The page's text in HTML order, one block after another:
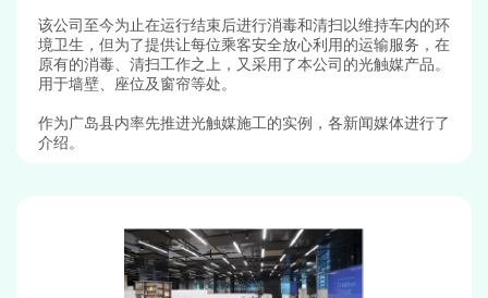
该公司至今为止在运行结束后进行消毒和清扫以维持车内的环
境卫生，但为了提供让每位乘客安全放心利用的运输服务，在
原有的消毒、清扫工作之上，又采用了本公司的光触媒产品。
用于墙壁、座位及窗帘等处。
作为广岛县内率先推进光触媒施工的实例，各新闻媒体进行了
介绍。